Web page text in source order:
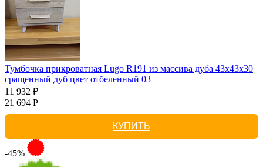
Тумбочка прикроватная Lugo R191 из массива дуба 43х43х30
сращенный дуб цвет отбеленный 03
11 932 ₽
21 694 Р
КУПИТЬ
-45%